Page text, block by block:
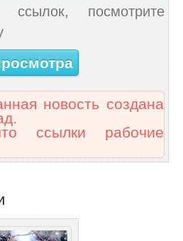
посмотрите
новость создана
ссылки рабочие